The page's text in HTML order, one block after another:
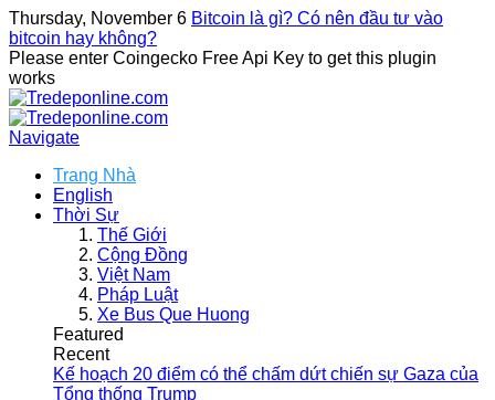
Thursday, November 6 Bitcoin là gì? Có nên đầu tư vào
bitcoin hay không?
Please enter Coingecko Free Api Key to get this plugin
works
Navigate
Trang Nhà
English
Thời Sự
Thế Giới
Cộng Đồng
Việt Nam
Pháp Luật
Xe Bus Que Huong
Featured
Recent
Kế hoạch 20 điểm có thể chấm dứt chiến sự Gaza của
Tổng thống Trump